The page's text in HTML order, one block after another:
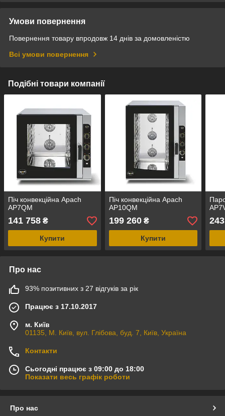
Умови повернення
Повернення товару впродовж 14 днів за домовленістю
Всі умови повернення
Подібні товари компанії
Піч конвекційна Apach
AP7QM
141 758 ₴
Купити
Піч конвекційна Apach
AP10QM
199 260₴
Купити
Про нас
93% позитивних з 27 відгуків за рік
Працює з 17.10.2017
м. Київ
01135, М. Київ, вул. Глібова, буд. 7, Київ, Україна
Контакти
Сьогодні працює з 09:00 до 18:00
Показати весь графік роботи
Про нас